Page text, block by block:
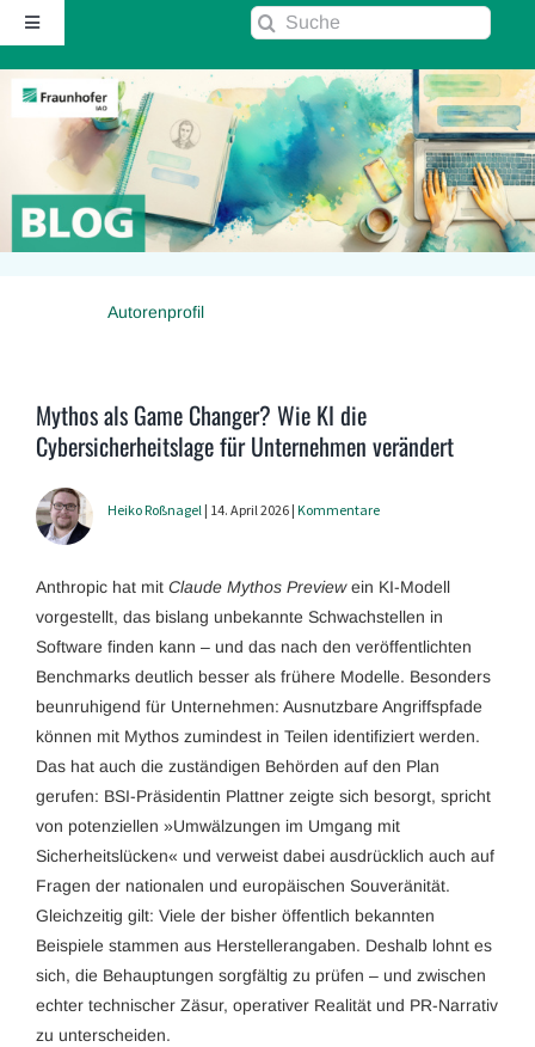
Zum
Inhalt
springen
Toggle
Navigation
Startseite
Über diesen Blog
Kontakt
Kommentarrichtlinie
Suche
Autorenprofil
Mythos als Game Changer? Wie KI die
Cybersicherheitslage für Unternehmen verändert
Heiko Roßnagel | 14. April 2026 | Kommentare
Anthropic hat mit Claude Mythos Previewein KI-Modell
vorgestellt, das bislang unbekannte Schwachstellen in
Software finden kann – und das nach den veröffentlichten
Benchmarks deutlich besser als frühere Modelle. Besonders
beunruhigend für Unternehmen: Ausnutzbare Angriffspfade
können mit Mythos zumindest in Teilen identifiziert werden.
Das hat auch die zuständigen Behörden auf den Plan
gerufen: BSI-Präsidentin Plattner zeigte sich besorgt, spricht
von potenziellen »Umwälzungen im Umgang mit
Sicherheitslücken« und verweist dabei ausdrücklich auch auf
Fragen der nationalen und europäischen Souveränität.
Gleichzeitig gilt: Viele der bisher öffentlich bekannten
Beispiele stammen aus Herstellerangaben. Deshalb lohnt es
sich, die Behauptungen sorgfältig zu prüfen – und zwischen
echter technischer Zäsur, operativer Realität und PR-Narrativ
zu unterscheiden.